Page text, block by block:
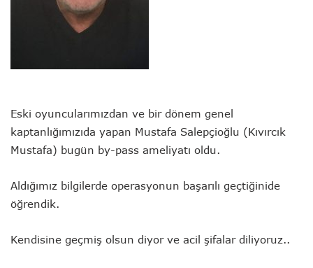
Eski oyuncularımızdan ve bir dönem genel
kaptanlığımızıda yapan Mustafa Salepçioğlu (Kıvırcık
Mustafa) bugün by-pass ameliyatı oldu.
Aldığımız bilgilerde operasyonun başarılı geçtiğinide
öğrendik.
Kendisine geçmiş olsun diyor ve acil şifalar diliyoruz..